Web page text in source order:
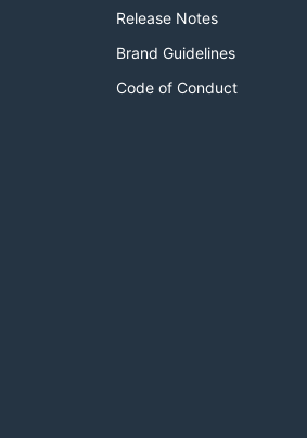
Release Notes
Brand Guidelines
Code of Conduct